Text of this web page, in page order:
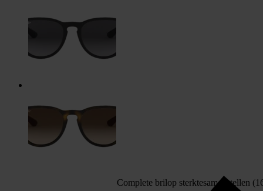
Complete brilop sterktesamenstellen